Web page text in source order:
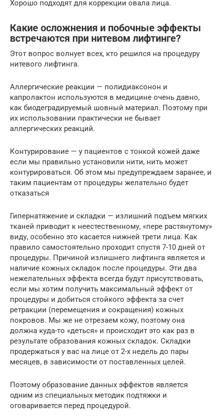
Хорошо подходят для коррекции овала лица.
Какие осложнения и побочные эффекты
встречаются при нитевом лифтинге?
Этот вопрос волнует всех, кто решился на процедуру
нитевого лифтинга.
Аллергические реакции — полидиаксонон и
капролактон используются в медицине очень давно,
как биодеградируемый шовный материал. Поэтому при
их использовании практически не бывает
аллергических реакций.
Контурирование — у пациентов с тонкой кожей даже
если мы правильно установили нити, нить может
контурироваться. Об этом мы предупреждаем заранее, и
таким пациентам от процедуры желательно будет
отказаться
Гипернатяжение и складки — излишний подъем мягких
тканей приводит к неестественному, «пере растянутому»
виду, особенно это касается нижней трети лица. Как
правило самостоятельно проходит спустя 7-10 дней от
процедуры. Причиной излишнего лифтинга является и
наличие кожных складок после процедуры. Эти два
нежелательных эффекта всегда будут присутствовать,
если мы хотим получить максимальный эффект от
процедуры и добиться стойкого эффекта за счет
ретракции (перемещения и сокращения) кожных
покровов. Мы же не отрезаем кожу, поэтому она
должна куда-то «деться» и происходит это как раз в
результате образования кожных складок. Складки
продержаться у вас на лице от 2-х недель до пары
месяцев, в зависимости от поставленных целей.
Поэтому образование данных эффектов является
одним из специальных методик подтяжки и
оговаривается перед процедурой.